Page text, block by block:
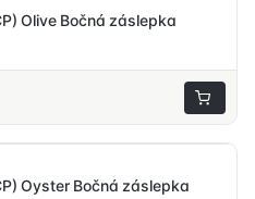
Olive Bočná záslepka
Oyster Bočná záslepka